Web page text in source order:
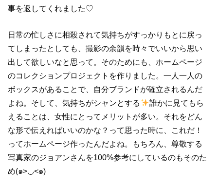
事を返してくれました♡
日常の忙しさに相殺されて気持ちがすっかりもとに戻っ
てしまったとしても、撮影の余韻を時々でいいから思い
出して欲しいなと思って。そのためにも、ホームページ
のコレクションプロジェクトを作りました。一人一人の
ボックスがあることで、自分ブランドが確立されるんだ
よね。そして、気持ちがシャンとする
誰かに見てもら
えることは、女性にとってメリットが多い。それをどん
な形で伝えればいいのかな？って思った時に、これだ！
ってホームページ作ったんだよね。もちろん、尊敬する
写真家のジョアンさんを100%参考にしているのもそのた
め(๑>◡<๑)